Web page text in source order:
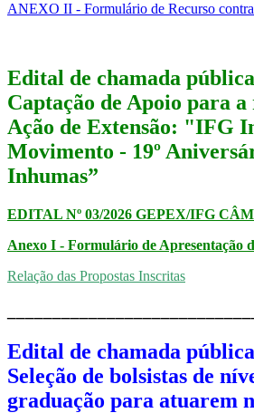
ANEXO II - Formulário de Recurso
Edital de chamada
Captação de Apoio para
Ação de Extensão: "IFG
Movimento - 19º
Inhumas”​​​​
EDITAL Nº 03/2026 GEPEX/IFG
Anexo I - Formulário de Apresentação
Relação das Propostas Inscritas
Edital de chamada
Seleção de bolsistas de
graduação para atuarem